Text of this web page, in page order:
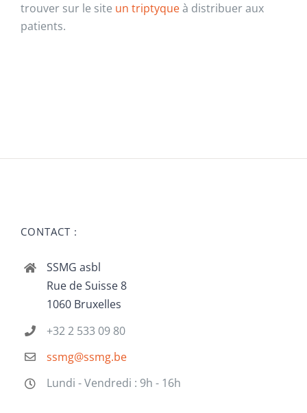
trouver sur le site un triptyqueà distribuer aux
patients.
CONTACT :
SSMG asbl
Rue de Suisse 8
1060 Bruxelles
+32 2 533 09 80
ssmg@ssmg.be
Lundi - Vendredi : 9h - 16h